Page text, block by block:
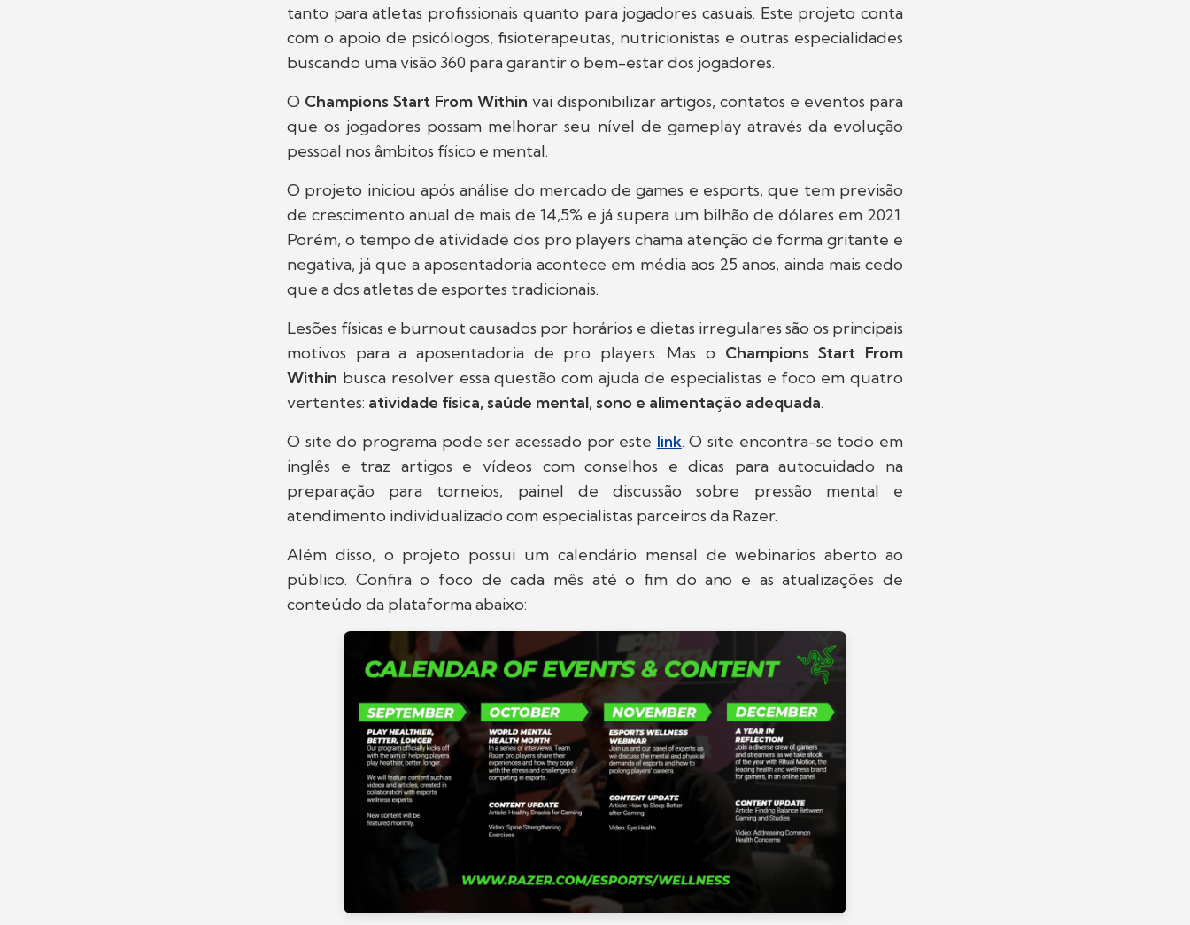
tanto para atletas profissionais quanto para jogadores casuais. Este projeto conta
com o apoio de psicólogos, fisioterapeutas, nutricionistas e outras especialidades
buscando uma visão 360 para garantir o bem-estar dos jogadores.
O Champions Start From Within vai disponibilizar artigos, contatos e eventos para
que os jogadores possam melhorar seu nível de gameplay através da evolução
pessoal nos âmbitos físico e mental.
O projeto iniciou após análise do mercado de games e esports, que tem previsão
de crescimento anual de mais de 14,5% e já supera um bilhão de dólares em 2021.
Porém, o tempo de atividade dos pro players chama atenção de forma gritante e
negativa, já que a aposentadoria acontece em média aos 25 anos, ainda mais cedo
que a dos atletas de esportes tradicionais.
Lesões físicas e burnout causados por horários e dietas irregulares são os principais
motivos para a aposentadoria de pro players. Mas o Champions Start From
Within busca resolver essa questão com ajuda de especialistas e foco em quatro
vertentes: atividade física, saúde mental, sono e alimentação adequada.
O site do programa pode ser acessado por este link. O site encontra-se todo em
inglês e traz artigos e vídeos com conselhos e dicas para autocuidado na
preparação para torneios, painel de discussão sobre pressão mental e
atendimento individualizado com especialistas parceiros da Razer.
Além disso, o projeto possui um calendário mensal de webinarios aberto ao
público. Confira o foco de cada mês até o fim do ano e as atualizações de
conteúdo da plataforma abaixo: